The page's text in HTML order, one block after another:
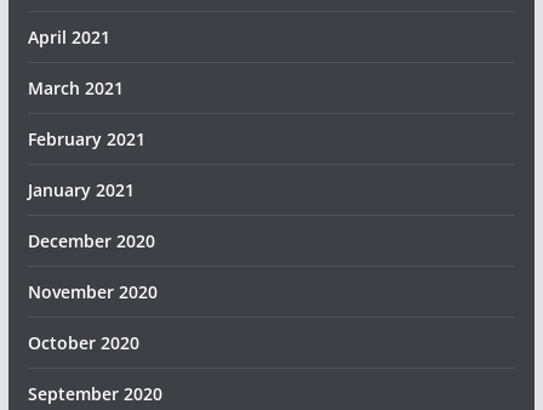
April 2021
March 2021
February 2021
January 2021
December 2020
November 2020
October 2020
September 2020